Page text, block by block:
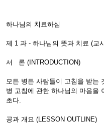
하나님의 치료하심
제 1 과 - 하나님의 뜻과 치료 (교
서 론 (INTRODUCTION)
모든 병든 사람들이 고침을 받는
병 고침에 관한 하나님의 마음을
초다.
공과 개요 (LESSON OUTLINE)